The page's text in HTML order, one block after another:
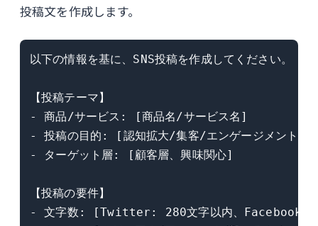
投稿文を作成します。
以下の情報を基に、SNS投稿を作成してください。
【投稿テーマ】
- 商品/サービス: [商品名/サービス名]
- 投稿の目的: [認知拡大/集客/エンゲージメント向
- ターゲット層: [顧客層、興味関心]
【投稿の要件】
- 文字数: [Twitter: 280文字以内、Facebook: